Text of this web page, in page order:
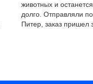
животных и
долго. Отправляли
Питер, заказ пришел